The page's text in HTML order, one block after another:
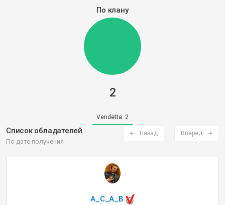
По клану
2
Vendetta: 2
← Назад Вперёд →
Список обладателей
По дате получения
A_C_A_B